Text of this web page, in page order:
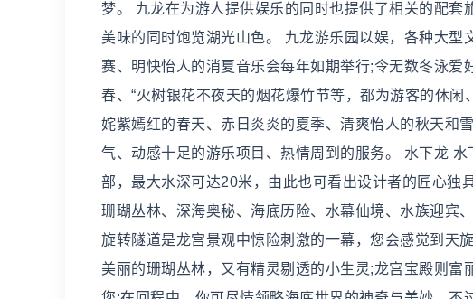
梦。 九龙在为游人提供娱乐的同时也提供了相关的配
美味的同时饱览湖光山色。 九龙游乐园以娱，各种大
赛、明快怡人的消夏音乐会每年如期举行;令无数冬泳爱
春、“火树银花不夜天的烟花爆竹节等，都为游客的休
姹紫嫣红的春天、赤日炎炎的夏季、清爽怡人的秋天和
气、动感十足的游乐项目、热情周到的服务。 水下龙
部，最大水深可达20米，由此也可看出设计者的匠心独
珊瑚丛林、深海奥秘、海底历险、水幕仙境、水族迎宾
旋转隧道是龙宫景观中惊险刺激的一幕，您会感觉到天
美丽的珊瑚丛林，又有精灵剔透的小生灵;龙宫宝殿则